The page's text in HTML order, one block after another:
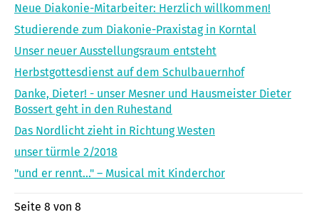
Neue Diakonie-Mitarbeiter: Herzlich willkommen!
Studierende zum Diakonie-Praxistag in Korntal
Unser neuer Ausstellungsraum entsteht
Herbstgottesdienst auf dem Schulbauernhof
Danke, Dieter! - unser Mesner und Hausmeister Dieter
Bossert geht in den Ruhestand
Das Nordlicht zieht in Richtung Westen
unser türmle 2/2018
"und er rennt..." – Musical mit Kinderchor
Seite 8 von 8